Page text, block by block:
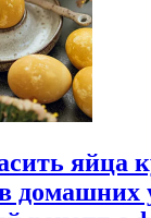
яйца
домашних